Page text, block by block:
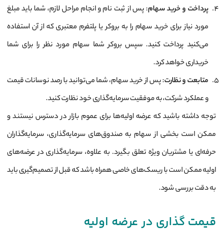
پرداخت و خرید سهام: پس از ثبت نام و انجام مراحل لازم، شما باید مبلغ
مورد نیاز برای خرید سهام را به بروکر یا پلتفرم معتبری که از آن استفاده
می‌کنید پرداخت کنید. سپس بروکر شما سهام مورد نظر را برای شما
خریداری خواهد کرد.
متابعت و نظارت: پس از خرید سهام، شما می‌توانید با رصد نوسانات قیمت
و عملکرد شرکت، به موفقیت سرمایه‌گذاری خود نظارت کنید.
توجه داشته باشید که عرضه اولیه‌ها برای عموم بازار در دسترس نیستند و
ممکن است بخشی از سهام به صندوق‌های سرمایه‌گذاری، سرمایه‌گذاران
حرفه‌ای یا مشتریان ویژه تعلق بگیرد. به علاوه، سرمایه‌گذاری در عرضه‌های
اولیه ممکن است با ریسک‌های خاصی همراه باشد که قبل از تصمیم‌گیری باید
به دقت بررسی شود.
قیمت ­گذاری در عرضه اولیه